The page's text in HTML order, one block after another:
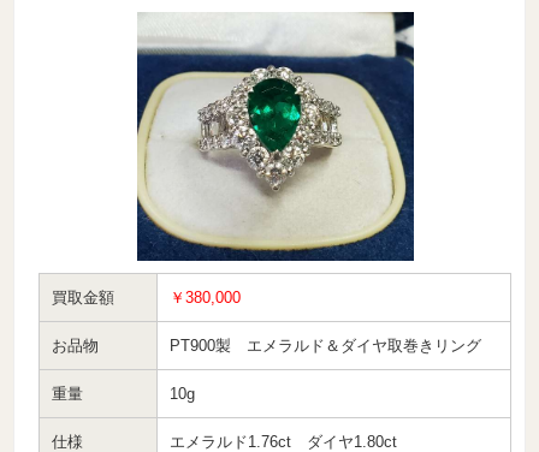
買取金額 ￥380,000
お品物 PT900製 エメラルド＆ダイヤ取巻きリング
重量 10g
仕様 エメラルド1.76ct ダイヤ1.80ct